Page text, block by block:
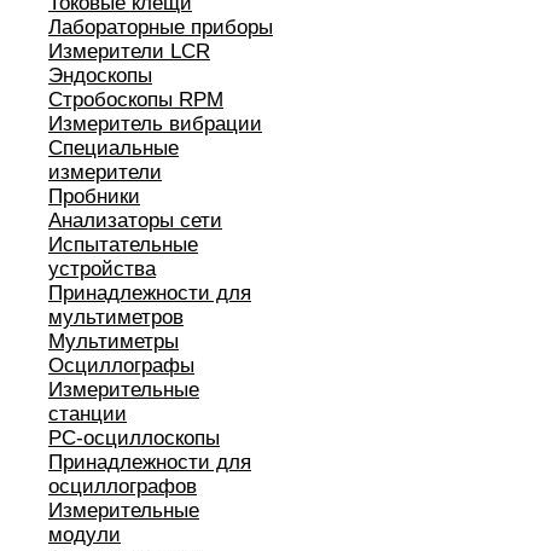
Лабораторные приборы
Измерители LCR
Эндоскопы
Стробоскопы RPM
Измеритель вибрации
Специальные
измерители
Пробники
Анализаторы сети
Испытательные
устройства
Принадлежности для
мультиметров
Мультиметры
Осциллографы
Измерительные
станции
РС-осциллоскопы
Принадлежности для
осциллографов
Измерительные
модули